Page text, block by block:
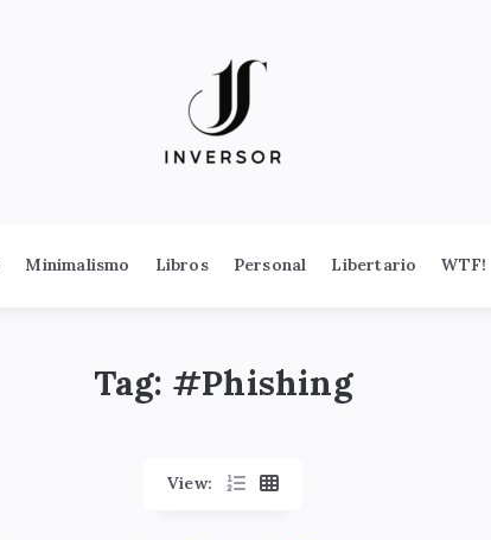
Minimalismo Libros Personal Libertario WTF!
Tag: #Phishing
View: